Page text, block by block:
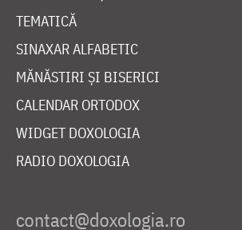
TEMATICĂ
SINAXAR ALFABETIC
MĂNĂSTIRI ȘI BISERICI
CALENDAR ORTODOX
WIDGET DOXOLOGIA
RADIO DOXOLOGIA